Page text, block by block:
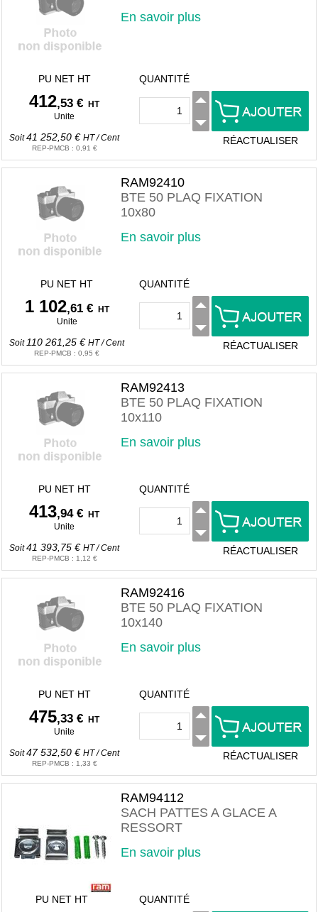
En savoir plus
PU NET HT
412,53 €
HT
Unite
Soit41 252,50 € HT/Cent
REP-PMCB : 0,91 €
QUANTITÉ
RÉACTUALISER
RAM92410
BTE 50 PLAQ FIXATION
10x80
En savoir plus
PU NET HT
1 102,61 €
HT
Unite
Soit 110 261,25 € HT/Cent
REP-PMCB : 0,95 €
QUANTITÉ
RÉACTUALISER
RAM92413
BTE 50 PLAQ FIXATION
10x110
En savoir plus
PU NET HT
413,94 €
HT
Unite
Soit41 393,75 € HT/Cent
REP-PMCB : 1,12 €
QUANTITÉ
RÉACTUALISER
RAM92416
BTE 50 PLAQ FIXATION
10x140
En savoir plus
PU NET HT
475,33 €
HT
Unite
Soit47 532,50 € HT/Cent
REP-PMCB : 1,33 €
QUANTITÉ
RÉACTUALISER
RAM94112
SACH PATTES A GLACE A
RESSORT
En savoir plus
PU NET HT QUANTITÉ